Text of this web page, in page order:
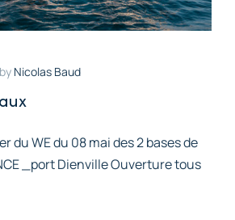
by Nicolas Baud
du WE du 08 mai des 2 bases de
_port Dienville Ouverture tous